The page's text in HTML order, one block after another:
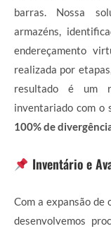
barras. Nossa
armazéns,
endereçamento
realizada por
resultado é um
inventariado com o
100% de
Inventário e
Com a expansão de
desenvolvemos